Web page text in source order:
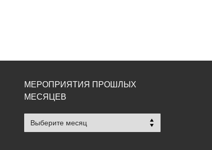
МЕРОПРИЯТИЯ ПРОШЛЫХ
МЕСЯЦЕВ
Мероприятия
прошлых